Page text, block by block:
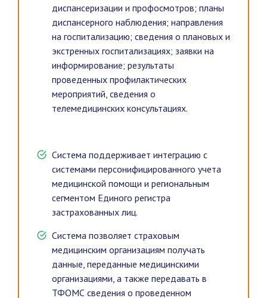
диспансеризации и профосмотров; планы
диспансерного наблюдения; направления
на госпитализацию; сведения о плановых и
экстренных госпитализациях; заявки на
информирование; результаты
проведенных профилактических
мероприятий, сведения о
телемедицинских консультациях.
Система поддерживает интеграцию с
системами персонифицированного учета
медицинской помощи и региональным
сегментом Единого регистра
застрахованных лиц.
Система позволяет страховым
медицинским организациям получать
данные, переданные медицинскими
организациями, а также передавать в
ТФОМС сведения о проведенном